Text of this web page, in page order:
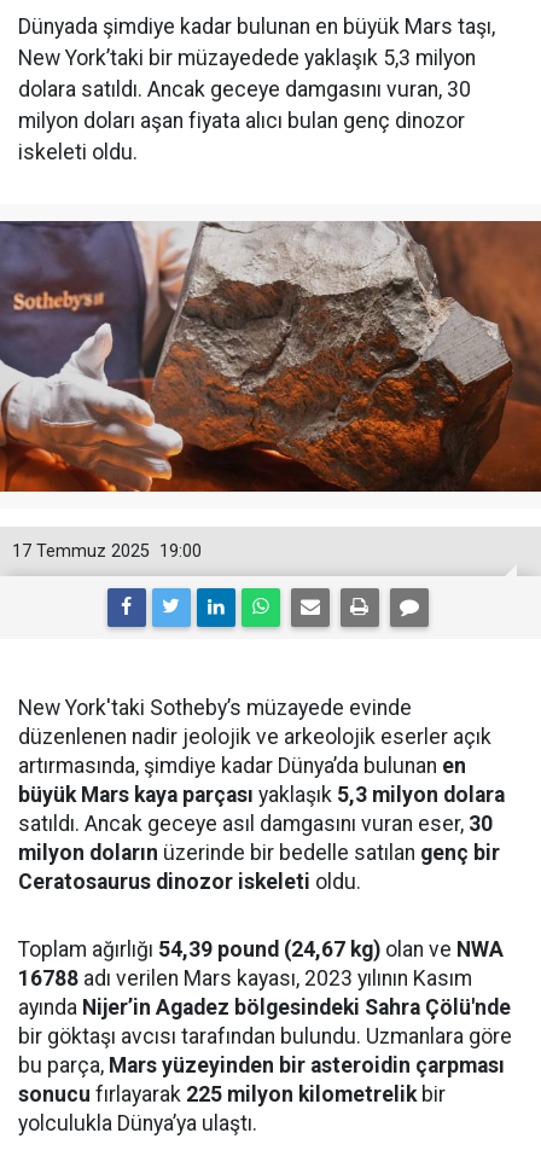
Dünyada şimdiye kadar bulunan en büyük Mars taşı,
New York’taki bir müzayedede yaklaşık 5,3 milyon
dolara satıldı. Ancak geceye damgasını vuran, 30
milyon doları aşan fiyata alıcı bulan genç dinozor
iskeleti oldu.
19:00
17 Temmuz 2025
New York'taki Sotheby’s müzayede evinde
düzenlenen nadir jeolojik ve arkeolojik eserler açık
artırmasında, şimdiye kadar Dünya’da bulunan en
büyük Mars kaya parçası yaklaşık 5,3 milyon dolara
satıldı. Ancak geceye asıl damgasını vuran eser, 30
milyon doların üzerinde bir bedelle satılan genç bir
Ceratosaurus dinozor iskeleti oldu.
Toplam ağırlığı 54,39 pound (24,67 kg) olan ve NWA
16788 adı verilen Mars kayası, 2023 yılının Kasım
ayında Nijer’in Agadez bölgesindeki Sahra Çölü'nde
bir göktaşı avcısı tarafından bulundu. Uzmanlara göre
bu parça, Mars yüzeyinden bir asteroidin çarpması
sonucu fırlayarak 225 milyon kilometrelikbir
yolculukla Dünya’ya ulaştı.